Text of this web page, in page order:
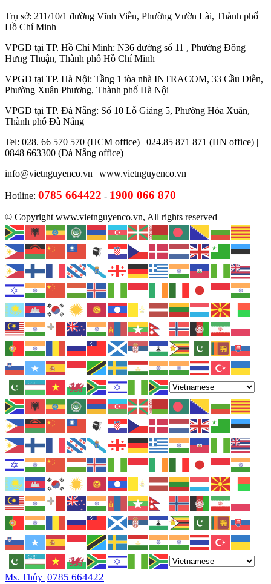
Trụ sở: 211/10/1 đường Vĩnh Viễn, Phường Vườn Lài, Thành phố
Hồ Chí Minh
VPGD tại TP. Hồ Chí Minh: N36 đường số 11 , Phường Đông
Hưng Thuận, Thành phố Hồ Chí Minh
VPGD tại TP. Hà Nội: Tầng 1 tòa nhà INTRACOM, 33 Cầu Diễn,
Phường Xuân Phương, Thành phố Hà Nội
VPGD tại TP. Đà Nẵng: Số 10 Lỗ Giáng 5, Phường Hòa Xuân,
Thành phố Đà Nẵng
Tel: 028. 66 570 570 (HCM office) | 024.85 871 871 (HN office) |
0848 663300 (Đà Nẵng office)
info@vietnguyenco.vn | www.vietnguyenco.vn
Hotline: 0785 664422 - 1900 066 870
© Copyright www.vietnguyenco.vn, All rights reserved
Ms. Thủy 0785 664422